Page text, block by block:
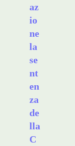
az
io
ne
la
se
nt
en
za
de
lla
C